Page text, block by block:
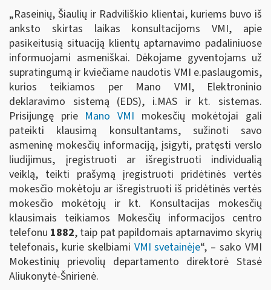
„Raseinių, Šiaulių ir Radviliškio klientai, kuriems buvo iš
anksto skirtas laikas konsultacijoms VMI, apie
pasikeitusią situaciją klientų aptarnavimo padaliniuose
informuojami asmeniškai. Dėkojame gyventojams už
supratingumą ir kviečiame naudotis VMI e.paslaugomis,
kurios teikiamos per Mano VMI, Elektroninio
deklaravimo sistemą (EDS), i.MAS ir kt. sistemas.
Prisijungę prie Mano VMI mokesčių mokėtojai gali
pateikti klausimą konsultantams, sužinoti savo
asmeninę mokesčių informaciją, įsigyti, pratęsti verslo
liudijimus, įregistruoti ar išregistruoti individualią
veiklą, teikti prašymą įregistruoti pridėtinės vertės
mokesčio mokėtoju ar išregistruoti iš pridėtinės vertės
mokesčio mokėtojų ir kt. Konsultacijas mokesčių
klausimais teikiamos Mokesčių informacijos centro
telefonu 1882, taip pat papildomais aptarnavimo skyrių
telefonais, kurie skelbiami VMI svetainėje“, – sako VMI
Mokestinių prievolių departamento direktorė Stasė
Aliukonytė-Šnirienė.